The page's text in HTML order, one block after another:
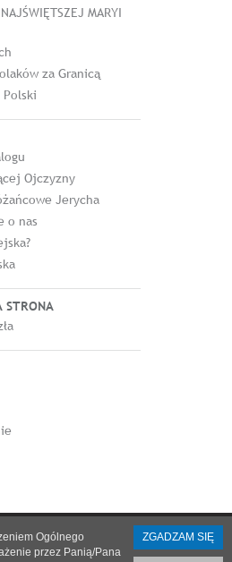
MARYI
za Granicą
Ojczyzny
Jerycha
o nas
STRONA
Ogólnego
przez Panią/Pana
ZGADZAM SIĘ